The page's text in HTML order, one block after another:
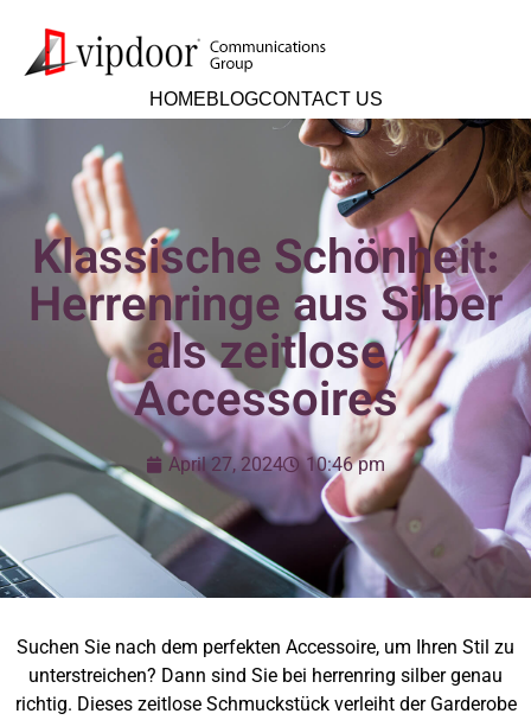
HOMEBLOGCONTACT US
Klassische Schönheit:
Herrenringe aus Silber
als zeitlose
Accessoires
April 27, 2024 10:46 pm
Suchen Sie nach dem perfekten Accessoire, um Ihren Stil zu
unterstreichen? Dann sind Sie bei herrenring silber genau
richtig. Dieses zeitlose Schmuckstück verleiht der Garderobe